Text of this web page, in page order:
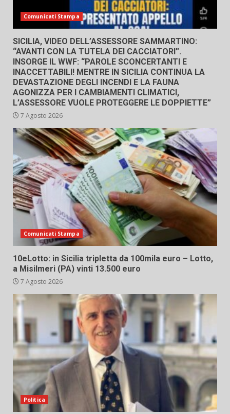
Comunicati Stampa
SICILIA, VIDEO DELL’ASSESSORE SAMMARTINO:
“AVANTI CON LA TUTELA DEI CACCIATORI”.
INSORGE IL WWF: “PAROLE SCONCERTANTI E
INACCETTABILI! MENTRE IN SICILIA CONTINUA LA
DEVASTAZIONE DEGLI INCENDI E LA FAUNA
AGONIZZA PER I CAMBIAMENTI CLIMATICI,
L’ASSESSORE VUOLE PROTEGGERE LE DOPPIETTE”
7 Agosto 2026
Comunicati Stampa
10eLotto: in Sicilia tripletta da 100mila euro – Lotto,
a Misilmeri (PA) vinti 13.500 euro
7 Agosto 2026
Politica